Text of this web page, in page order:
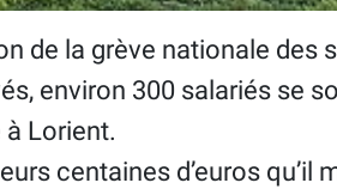
de la grève nationale des
environ 300 salariés se
Lorient.
centaines d’euros